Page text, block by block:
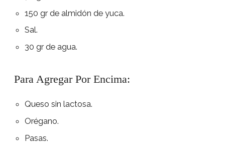
150 gr de almidón de yuca.
Sal.
30 gr de agua.
Para Agregar Por Encima:
Queso sin lactosa.
Orégano.
Pasas.